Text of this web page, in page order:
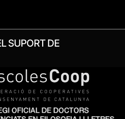
SUPORT DE